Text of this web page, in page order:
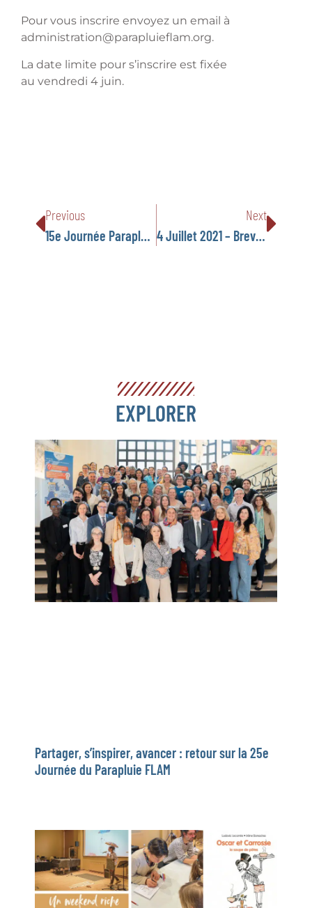
Pour vous inscrire envoyez un email à
administration@parapluieflam.org.
La date limite pour s’inscrire est fixée
au vendredi 4 juin.
Previous
15e Journée Parapluie FLAM – 23 Mai 2021
Next
4 Juillet 2021 – Brevet De Secourisme (Écoles) – Pediatrics (no. 2)
EXPLORER
Partager, s’inspirer, avancer : retour sur la 25e
Journée du Parapluie FLAM